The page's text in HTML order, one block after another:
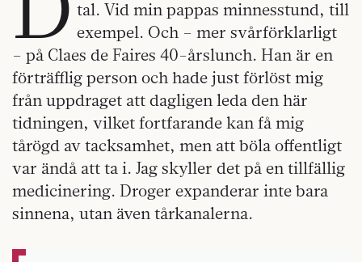
tal. Vid min pappas minnesstund, till
exempel. Och – mer svårförklarligt
– på Claes de Faires 40-årslunch. Han är en
förträfflig person och hade just förlöst mig
från uppdraget att dagligen leda den här
tidningen, vilket fortfarande kan få mig
tårögd av tacksamhet, men att böla offentligt
var ändå att ta i. Jag skyller det på en tillfällig
medicinering. Droger expanderar inte bara
sinnena, utan även tårkanalerna.